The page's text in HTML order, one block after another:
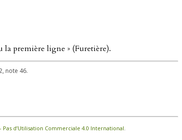
la première ligne » (Furetière).
note 46.
d’Utilisation Commerciale 4.0 International.